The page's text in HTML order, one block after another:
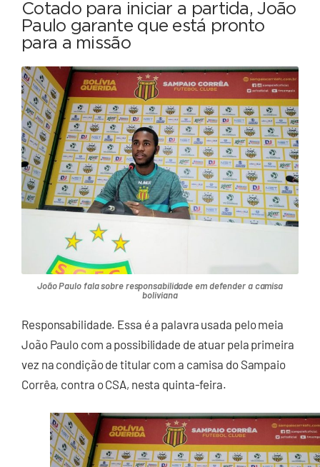
Cotado para iniciar a partida, João
Paulo garante que está pronto
para a missão
João Paulo fala sobre responsabilidade em defender a camisa
boliviana
Responsabilidade. Essa é a palavra usada pelo meia
João Paulo com a possibilidade de atuar pela primeira
vez na condição de titular com a camisa do Sampaio
Corrêa, contra o CSA, nesta quinta-feira.